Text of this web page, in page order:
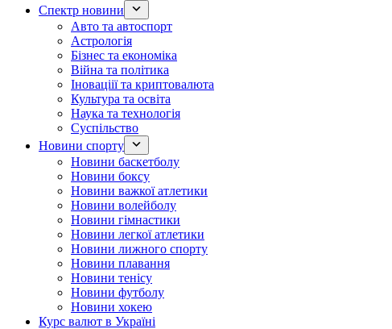
Спектр новини
Авто та автоспорт
Астрологія
Бізнес та економіка
Війна та політика
Іноваціії та криптовалюта
Культура та освіта
Наука та технологія
Суспільство
Новини спорту
Новини баскетболу
Новини боксу
Новини важкої атлетики
Новини волейболу
Новини гімнастики
Новини легкої атлетики
Новини лижного спорту
Новини плавання
Новини тенісу
Новини футболу
Новини хокею
Курс валют в Україні